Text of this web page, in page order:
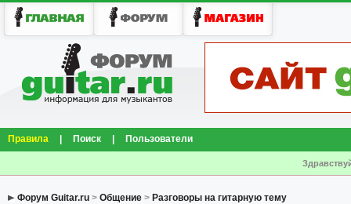
Правила Поиск Пользователи
Форум Guitar.ru > Общение > Разговоры на гитарную тему